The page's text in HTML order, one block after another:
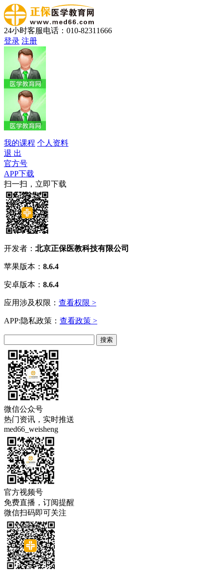
24小时客服电话：010-82311666
登录 注册
我的课程 个人资料
退 出
官方号
APP下载
扫一扫，立即下载
开发者： 北京正保医教科技有限公司
苹果版本： 8.6.4
安卓版本： 8.6.4
应用涉及权限： 查看权限 >
APP:隐私政策： 查看政策 >
微信公众号
热门资讯，实时推送
med66_weisheng
官方视频号
免费直播，订阅提醒
微信扫码即可关注